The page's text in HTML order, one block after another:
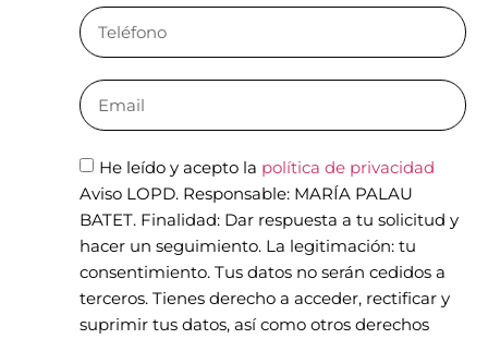
He leído y acepto la política de privacidad
Aviso LOPD. Responsable: MARÍA PALAU
BATET. Finalidad: Dar respuesta a tu solicitud y
hacer un seguimiento. La legitimación: tu
consentimiento. Tus datos no serán cedidos a
terceros. Tienes derecho a acceder, rectificar y
suprimir tus datos, así como otros derechos